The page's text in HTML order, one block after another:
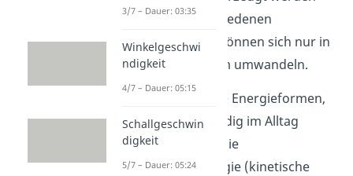
kann. Die verschiedenen
Energieformen können sich nur in
eine andere Form umwandeln.
Zwei bedeutende Energieformen,
die dir auch ständig im Alltag
begegnen, sind die
Bewegungsenergie (kinetische
3/7 – Dauer: 03:35
Winkelgeschwi
ndigkeit
4/7 – Dauer: 05:15
Schallgeschwin
digkeit
5/7 – Dauer: 05:24